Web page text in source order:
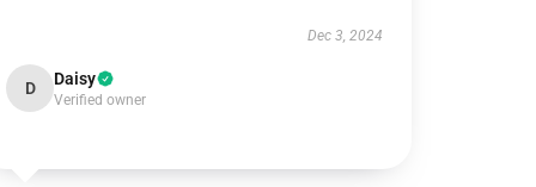
Dec 3, 2024
D Daisy
Verified owner